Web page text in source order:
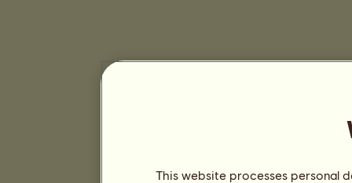
This website processes personal